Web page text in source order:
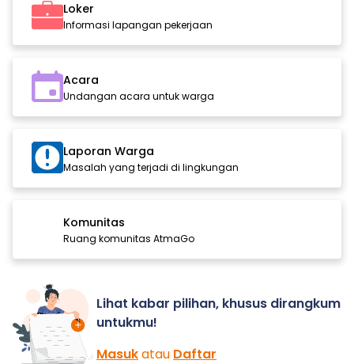
Loker
Informasi lapangan pekerjaan
Acara
Undangan acara untuk warga
Laporan Warga
Masalah yang terjadi di lingkungan
Komunitas
Ruang komunitas AtmaGo
Lihat kabar pilihan, khusus dirangkum
untukmu!
Masukatau Daftar